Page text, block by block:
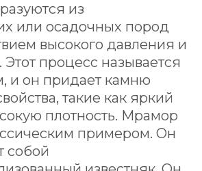
из
или осадочных пород
высокого давления и
процесс называется
и он придает камню
такие как яркий
плотность. Мрамор
примером. Он
собой